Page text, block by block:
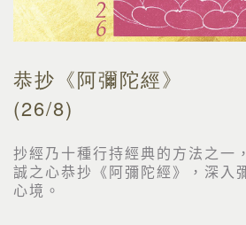
恭抄《阿彌陀經》
(26/8)
抄經乃十種行持經典的方法之一
誠之心恭抄《阿彌陀經》，深入
心境。